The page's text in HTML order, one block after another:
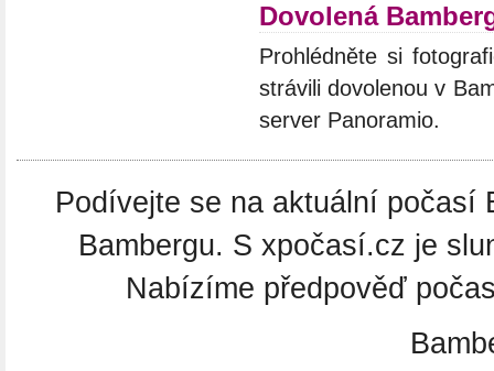
Dovolená
Prohlédněte si
strávili dovolenou v
server Panoramio.
Podívejte se na aktuální počasí
Bambergu. S xpočasí.cz je
Nabízíme předpověď